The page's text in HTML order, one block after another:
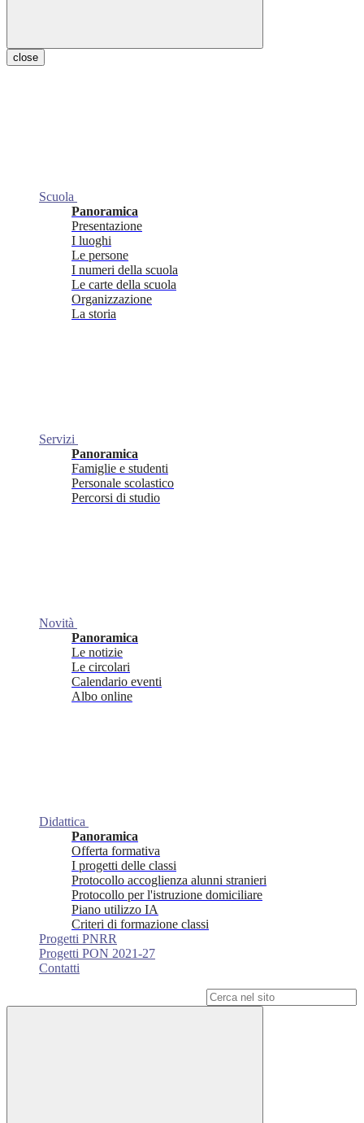
close
Scuola
Panoramica
Presentazione
I luoghi
Le persone
I numeri della scuola
Le carte della scuola
Organizzazione
La storia
Servizi
Panoramica
Famiglie e studenti
Personale scolastico
Percorsi di studio
Novità
Panoramica
Le notizie
Le circolari
Calendario eventi
Albo online
Didattica
Panoramica
Offerta formativa
I progetti delle classi
Protocollo accoglienza alunni stranieri
Protocollo per l'istruzione domiciliare
Piano utilizzo IA
Criteri di formazione classi
Progetti PNRR
Progetti PON 2021-27
Contatti